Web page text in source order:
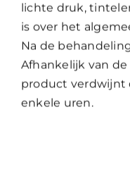
lichte druk,
is over het
Na de
Afhankelijk van
product verdwijnt
enkele uren.